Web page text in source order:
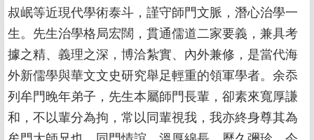
叔岷等近現代學術泰斗，謹守師門文脈，潛心治學一
生。先生治學格局宏闊，貫通儒道二家要義，兼具考
據之精、義理之深，博洽紮實、內外兼修，是當代海
外新儒學與華文文史研究舉足輕重的領軍學者。余忝
列牟門晚年弟子，先生本屬師門長輩，卻素來寬厚謙
和，不以輩分為拘，常以同輩視我，我亦終身尊其為